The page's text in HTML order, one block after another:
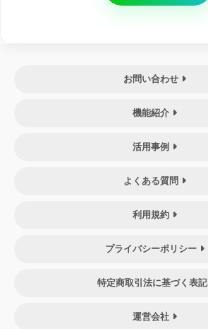
お問い合わせ
機能紹介
活用事例
よくある質問
利用規約
プライバシーポリシー
特定商取引法に基づく表記
運営会社